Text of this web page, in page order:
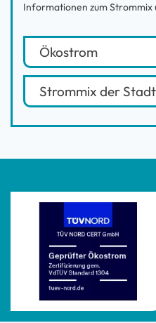
Informationen zum Strommix
Ökostrom
Strommix der